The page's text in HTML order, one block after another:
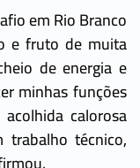
em Rio Branco
e fruto de muita
de energia e
minhas funções
calorosa
técnico,